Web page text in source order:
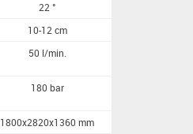
22 °
10-12 cm
50 l/min.
180 bar
1800x2820x1360 mm